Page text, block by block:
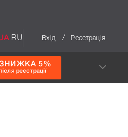
RU Вхід / Реєстрація
5%
реєстрації